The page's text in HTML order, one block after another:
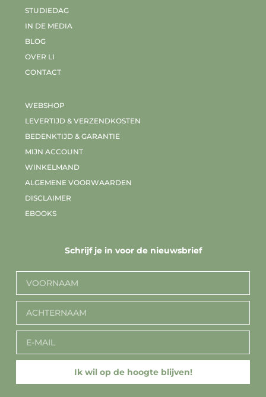
STUDIEDAG
IN DE MEDIA
BLOG
OVER LI
CONTACT
WEBSHOP
LEVERTIJD & VERZENDKOSTEN
BEDENKTIJD & GARANTIE
MIJN ACCOUNT
WINKELMAND
ALGEMENE VOORWAARDEN
DISCLAIMER
EBOOKS
Schrijf je in voor de nieuwsbrief
Ik wil op de hoogte blijven!